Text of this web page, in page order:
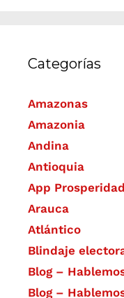
Categorías
Amazonas
Amazonia
Andina
Antioquia
App Prosperidad
Arauca
Atlántico
Blindaje
Blog –
Blog –